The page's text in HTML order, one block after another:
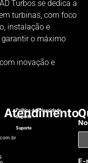
Turbos se dedica a
turbinas, com foco
instalação e
o máximo
inovação e
Atendimento
Política de Privacidade
Suporte​
Suporte​